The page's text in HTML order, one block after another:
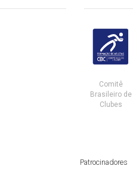
Comitê
Brasileiro de
Clubes
Patrocinadores